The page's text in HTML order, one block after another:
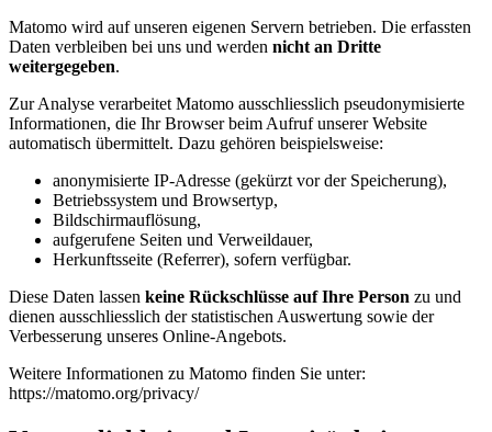
Matomo wird auf unseren eigenen Servern betrieben. Die erfassten
Daten verbleiben bei uns und werden nicht an Dritte
weitergegeben.
Zur Analyse verarbeitet Matomo ausschliesslich pseudonymisierte
Informationen, die Ihr Browser beim Aufruf unserer Website
automatisch übermittelt. Dazu gehören beispielsweise:
anonymisierte IP-Adresse (gekürzt vor der Speicherung),
Betriebssystem und Browsertyp,
Bildschirmauflösung,
aufgerufene Seiten und Verweildauer,
Herkunftsseite (Referrer), sofern verfügbar.
Diese Daten lassen keine Rückschlüsse auf Ihre Person zu und
dienen ausschliesslich der statistischen Auswertung sowie der
Verbesserung unseres Online-Angebots.
Weitere Informationen zu Matomo finden Sie unter:
https://matomo.org/privacy/